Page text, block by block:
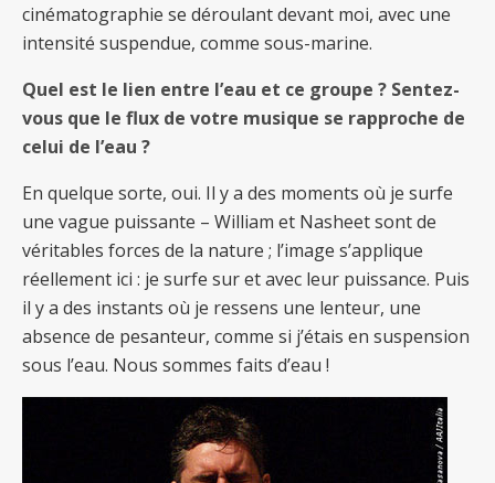
cinématographie se déroulant devant moi, avec une
intensité suspendue, comme sous-marine.
Quel est le lien entre l’eau et ce groupe ? Sentez-
vous que le flux de votre musique se rapproche de
celui de l’eau ?
En quelque sorte, oui. Il y a des moments où je surfe
une vague puissante – William et Nasheet sont de
véritables forces de la nature ; l’image s’applique
réellement ici : je surfe sur et avec leur puissance. Puis
il y a des instants où je ressens une lenteur, une
absence de pesanteur, comme si j’étais en suspension
sous l’eau. Nous sommes faits d’eau !